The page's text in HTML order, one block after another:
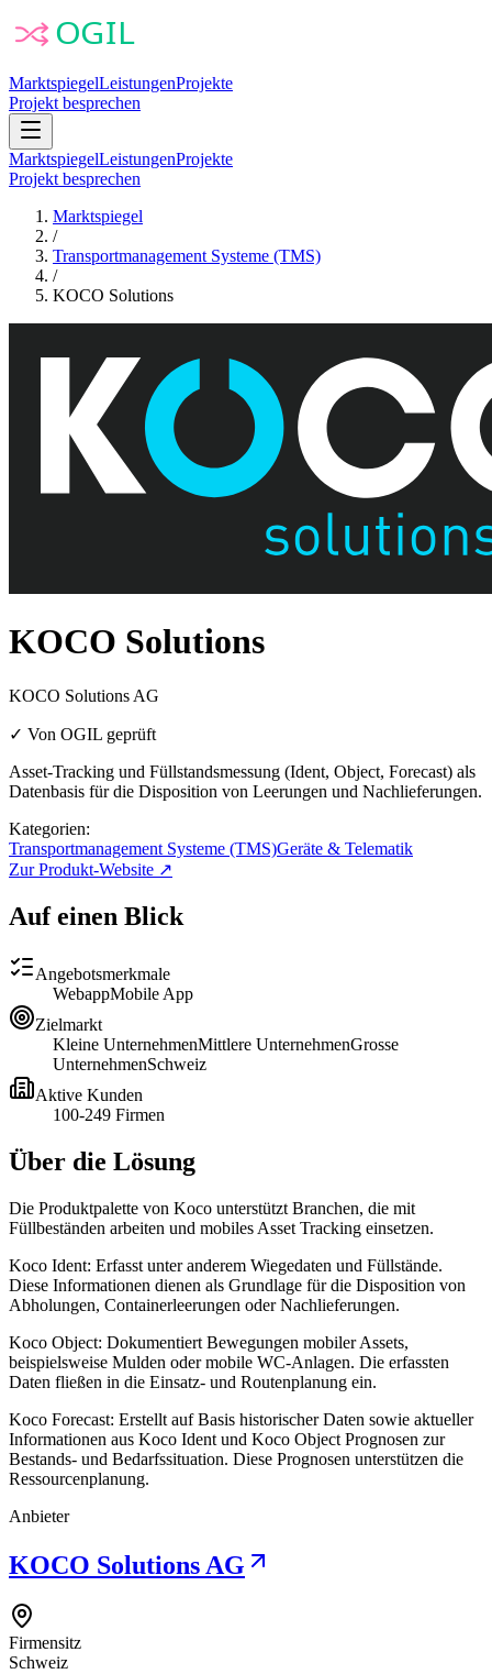
MarktspiegelLeistungenProjekte
Projekt besprechen
MarktspiegelLeistungenProjekte
Projekt besprechen
Marktspiegel
/
Transportmanagement Systeme (TMS)
/
KOCO Solutions
KOCO Solutions
KOCO Solutions AG
✓ Von OGIL geprüft
Asset-Tracking und Füllstandsmessung (Ident, Object, Forecast) als
Datenbasis für die Disposition von Leerungen und Nachlieferungen.
Kategorien:
Transportmanagement Systeme (TMS)Geräte & Telematik
Zur Produkt-Website ↗
Auf einen Blick
Angebotsmerkmale
WebappMobile App
Zielmarkt
Kleine UnternehmenMittlere UnternehmenGrosse
UnternehmenSchweiz
Aktive Kunden
100-249 Firmen
Über die Lösung
Die Produktpalette von Koco unterstützt Branchen, die mit
Füllbeständen arbeiten und mobiles Asset Tracking einsetzen.
Koco Ident: Erfasst unter anderem Wiegedaten und Füllstände.
Diese Informationen dienen als Grundlage für die Disposition von
Abholungen, Containerleerungen oder Nachlieferungen.
Koco Object: Dokumentiert Bewegungen mobiler Assets,
beispielsweise Mulden oder mobile WC-Anlagen. Die erfassten
Daten fließen in die Einsatz- und Routenplanung ein.
Koco Forecast: Erstellt auf Basis historischer Daten sowie aktueller
Informationen aus Koco Ident und Koco Object Prognosen zur
Bestands- und Bedarfssituation. Diese Prognosen unterstützen die
Ressourcenplanung.
Anbieter
KOCO Solutions AG
Firmensitz
Schweiz